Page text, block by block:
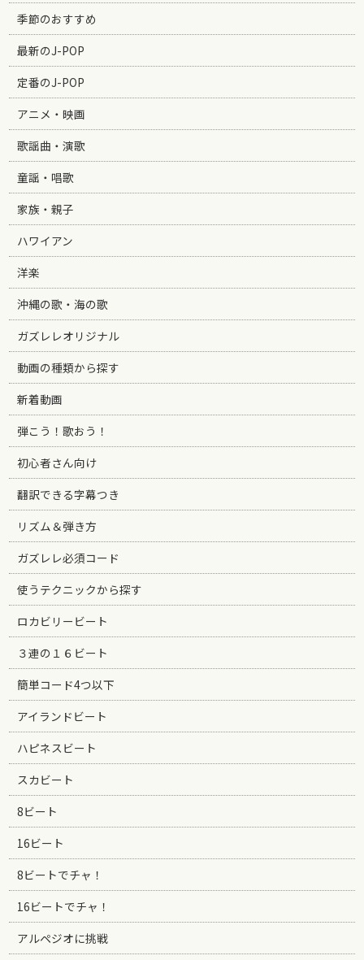
季節のおすすめ
最新のJ-POP
定番のJ-POP
アニメ・映画
歌謡曲・演歌
童謡・唱歌
家族・親子
ハワイアン
洋楽
沖縄の歌・海の歌
ガズレレオリジナル
動画の種類から探す
新着動画
弾こう！歌おう！
初心者さん向け
翻訳できる字幕つき
リズム＆弾き方
ガズレレ必須コード
使うテクニックから探す
ロカビリービート
３連の１６ビート
簡単コード4つ以下
アイランドビート
ハピネスビート
スカビート
8ビート
16ビート
8ビートでチャ！
16ビートでチャ！
アルペジオに挑戦